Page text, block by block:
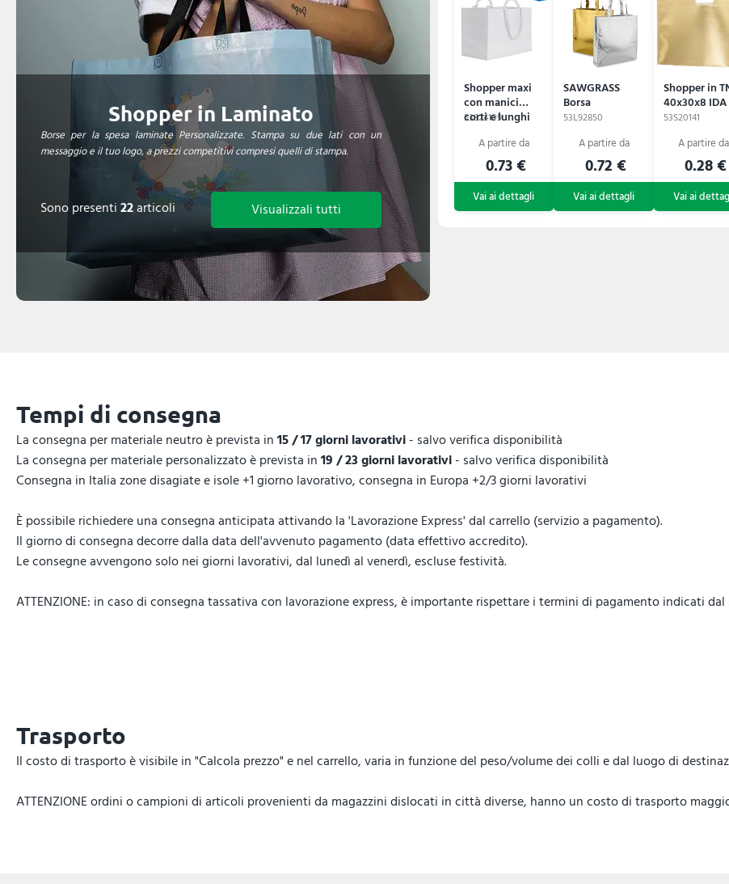
Shopper in Laminato
Borse per la spesa laminate Personalizzate. Stampa su due lati con un
messaggio e il tuo logo, a prezzi competitivi compresi quelli di stampa.
Sono presenti22articoli Visualizzali tutti
Shopper maxi
con manici
corti e lunghi
53S24109
0.73 €
SAWGRASS
Borsa
53L92850
0.72 €
Shopper in
40x30x8 IDA
53S20141
0.28 €
Tempi di consegna
La consegna per materiale neutro è prevista in15 / 17 giorni lavorativi- salvo verifica disponibilità
La consegna per materiale personalizzato è prevista in19 / 23 giorni lavorativi- salvo verifica disponibilità
Consegna in Italia zone disagiate e isole +1 giorno lavorativo, consegna in Europa +2/3 giorni lavorativi
È possibile richiedere una consegna anticipata attivando la 'Lavorazione Express' dal carrello (servizio a pagamento).
Il giorno di consegna decorre dalla data dell'avvenuto pagamento (data effettivo accredito).
Le consegne avvengono solo nei giorni lavorativi, dal lunedì al venerdì, escluse festività.
ATTENZIONE: in caso di consegna tassativa con lavorazione express, è importante rispettare i termini di pagamento indicati
Trasporto
Il costo di trasporto è visibile in "Calcola prezzo" e nel carrello, varia in funzione del peso/volume dei colli e dal luogo di
ATTENZIONE ordini o campioni di articoli provenienti da magazzini dislocati in città diverse, hanno un costo di trasporto